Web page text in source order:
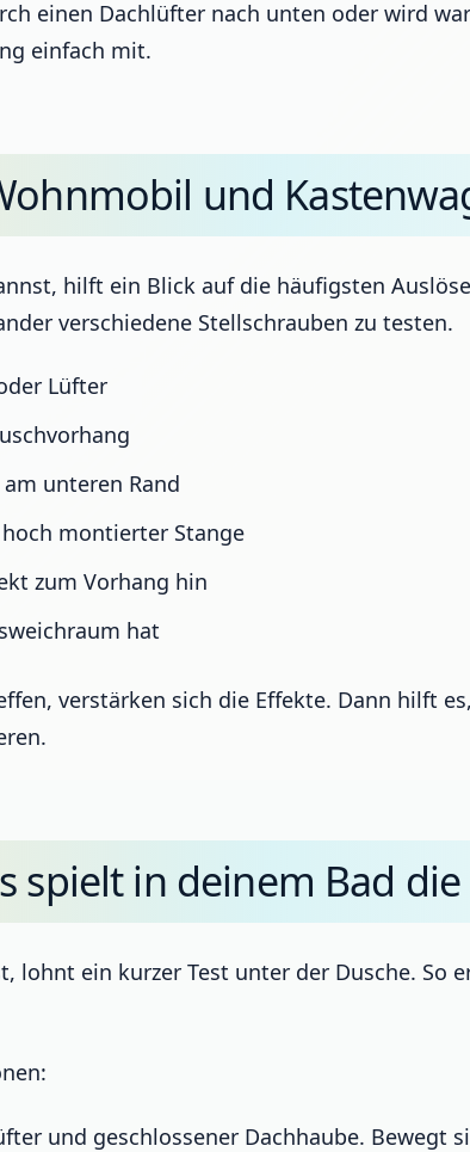
einen Dachlüfter nach unten oder wird
einfach mit.
und
hilft ein Blick auf die häufigsten
verschiedene Stellschrauben zu testen.
Lüfter
unteren Rand
montierter Stange
zum Vorhang hin
hat
verstärken sich die Effekte. Dann hilft
spielt in deinem Bad
lohnt ein kurzer Test unter der Dusche. So
und geschlossener Dachhaube. Bewegt